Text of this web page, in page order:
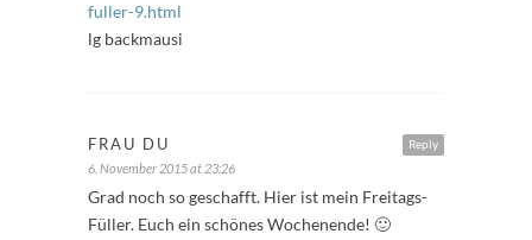
fuller-9.html
lg backmausi
Reply
FRAU DU
6. November 2015 at 23:26
Grad noch so geschafft. Hier ist mein Freitags-
Füller. Euch ein schönes Wochenende! 🙂